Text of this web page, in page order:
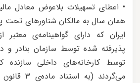
• اعطای تسهیلات بلاعوض معادل
همان سال به مالکان شناورهای تحت
ایران که دارای گواهینامه‌ی
پذیرفته شده توسط سازمان بنادر و
توسط کارخانه‌های داخلی سازنده
می‌گردند (به